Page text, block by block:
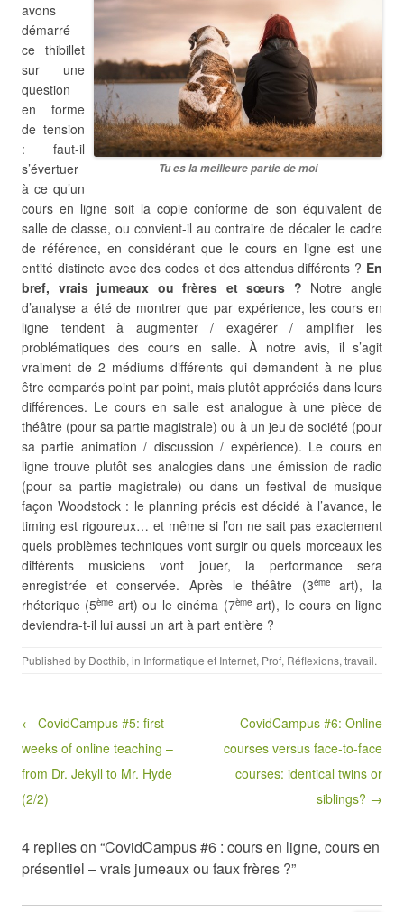
Tu es la meilleure partie de moi
avons
démarré
ce thibillet
sur une
question
en forme
de tension
: faut-il
s’évertuer
à ce qu’un
cours en ligne soit la copie conforme de son équivalent de
salle de classe, ou convient-il au contraire de décaler le cadre
de référence, en considérant que le cours en ligne est une
entité distincte avec des codes et des attendus différents ? En
bref, vrais jumeaux ou frères et sœurs ? Notre angle
d’analyse a été de montrer que par expérience, les cours en
ligne tendent à augmenter / exagérer / amplifier les
problématiques des cours en salle. À notre avis, il s’agit
vraiment de 2 médiums différents qui demandent à ne plus
être comparés point par point, mais plutôt appréciés dans leurs
différences. Le cours en salle est analogue à une pièce de
théâtre (pour sa partie magistrale) ou à un jeu de société (pour
sa partie animation / discussion / expérience). Le cours en
ligne trouve plutôt ses analogies dans une émission de radio
(pour sa partie magistrale) ou dans un festival de musique
façon Woodstock : le planning précis est décidé à l’avance, le
timing est rigoureux… et même si l’on ne sait pas exactement
quels problèmes techniques vont surgir ou quels morceaux les
différents musiciens vont jouer, la performance sera
enregistrée et conservée. Après le théâtre (3èmeart), la
rhétorique (5ème art) ou le cinéma (7èmeart), le cours en ligne
deviendra-t-il lui aussi un art à part entière ?
Published by Docthib, in Informatique et Internet, Prof, Réflexions, travail.
Post navigation
← CovidCampus #5: first
weeks of online teaching –
from Dr. Jekyll to Mr. Hyde
(2/2)
CovidCampus #6: Online
courses versus face-to-face
courses: identical twins or
siblings? →
4 replies on “CovidCampus #6 : cours en ligne, cours en
présentiel – vrais jumeaux ou faux frères ?”